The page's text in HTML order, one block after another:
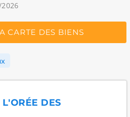
CARTE DES BIENS
DES